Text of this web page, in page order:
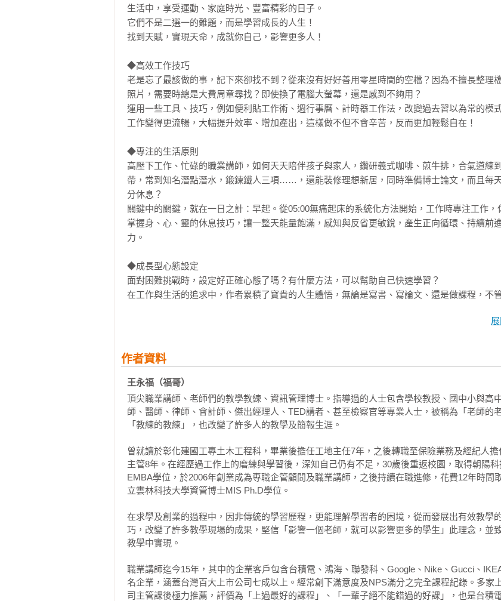
生活中，享受運動、家庭時光、豐富精彩的日子。
它們不是二選一的難題，而是學習成長的人生！
找到天賦，實現天命，成就你自己，影響更多人！
◆高效工作技巧
老是忘了最該做的事，記下來卻找不到？從來沒有好好善用零星時間的空檔？因為不擅長整理
照片，需要時總是大費周章尋找？即使換了電腦大螢幕，還是感到不夠用？
運用一些工具、技巧，例如便利貼工作術、週行事曆、計時器工作法，改變過去習以為常的模
工作變得更流暢，大幅提升效率、增加產出，這樣做不但不會辛苦，反而更加輕鬆自在！
◆專注的生活原則
高壓下工作、忙碌的職業講師，如何天天陪伴孩子與家人，鑽研義式咖啡、煎牛排，合氣道練
帶，常到知名潛點潛水，鍛鍊鐵人三項……，還能裝修理想新居，同時準備博士論文，而且每
分休息？
關鍵中的關鍵，就在一日之計：早起。從05:00無痛起床的系統化方法開始，工作時專注工作，
掌握身、心、靈的休息技巧，讓一整天能量飽滿，感知與反省更敏銳，產生正向循環、持續前
力。
◆成長型心態設定
面對困難挑戰時，設定好正確心態了嗎？有什麼方法，可以幫助自己快速學習？
在工作與生活的追求中，作者累積了寶貴的人生體悟，無論是寫書、寫論文、還是做課程，不
《教學的技術》
超越無聊講述，讓學生連滑手機的時間都沒有！
用教學的技術改變教室，解救教育！
讓學生「知道」、「得到」、「做到」
頂尖講師及職業教練 王永福
教學，就是上台說話，把自己知道的知識、觀念、技巧或方法，全部用「講的」倒給台下的學
員嗎？從小到大上過許多課，從學校求學、工作的在職訓練，到自己報名的進修課程，哪些是
的教得好，能讓自己投入，印象深刻的？精彩的課程多？還是枯燥的多呢？
如果今天你有授課或教學的需求（可能性比想像的高），你會怎麼教呢？還是典型的「老師講
聽」嗎？在網路時代的今天，已經有很多更好的替代方案，還會有學生喜歡這樣上課嗎？如果在
常好，可不可以運用在學校，解救廣大的學生蒼生呢？
想把一門課教好，絕對有好的方法！身為老師，不論是在企業上課、學校教書，或是有志想成
作者資料
王永福（福哥）
頂尖職業講師、老師們的教學教練、資訊管理博士。指導過的人士包含學校教授、國中小與高
師、醫師、律師、會計師、傑出經理人、TED講者、甚至檢察官等專業人士，被稱為「老師的老
「教練的教練」，也改變了許多人的教學及簡報生涯。
曾就讀於彰化建國工專土木工程科，畢業後擔任工地主任7年，之後轉職至保險業務及經紀人擔
主管8年。在經歷過工作上的磨練與學習後，深知自己仍有不足，30歲後重返校園，取得朝陽
EMBA學位，於2006年創業成為專職企管顧問及職業講師，之後持續在職進修，花費12年時間
立雲林科技大學資管博士MIS Ph.D學位。
在求學及創業的過程中，因非傳統的學習歷程，更能理解學習者的困境，從而發展出有效教學
巧，改變了許多教學現場的成果，堅信「影響一個老師，就可以影響更多的學生」此理念，並
教學中實現。
職業講師迄今15年，其中的企業客戶包含台積電、鴻海、聯發科、Google、Nike、Gucci、
名企業，涵蓋台灣百大上市公司七成以上。經常創下滿意度及NPS滿分之完全課程紀錄。多家
司主管課後極力推薦，評價為「上過最好的課程」、「一輩子絕不能錯過的好課」，也是台積